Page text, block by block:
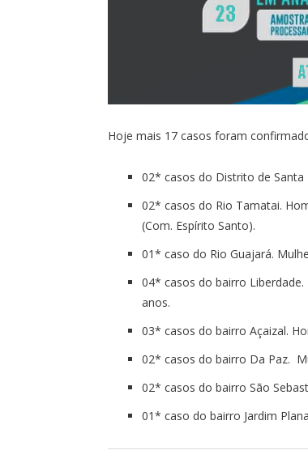
Hoje mais 17 casos foram
02* casos do Distrito de Santa
02* casos do Rio Tamatai.
(Com. Espírito Santo).
01* caso do Rio Guajará.
04* casos do bairro
anos.
03* casos do bairro Açaizal.
02* casos do bairro Da Paz.
02* casos do bairro São
01* caso do bairro Jardim